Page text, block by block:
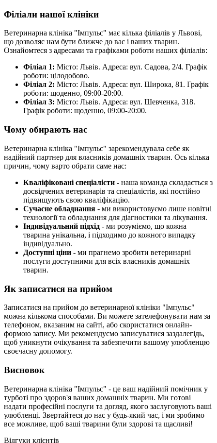
Філіали нашої клініки
Ветеринарна клініка "Імпульс" має кілька філіалів у Львові,
що дозволяє нам бути ближче до вас і ваших тварин.
Ознайомтеся з адресами та графіками роботи наших філіалів:
Філіал 1: Місто: Львів. Адреса: вул. Садова, 2/4. Графік
роботи: цілодобово.
Філіал 2: Місто: Львів. Адреса: вул. Широка, 81. Графік
роботи: щоденно, 09:00-20:00.
Філіал 3: Місто: Львів. Адреса: вул. Шевченка, 318.
Графік роботи: щоденно, 09:00-20:00.
Чому обирають нас
Ветеринарна клініка "Імпульс" зарекомендувала себе як
надійний партнер для власників домашніх тварин. Ось кілька
причин, чому варто обрати саме нас:
Кваліфіковані спеціалісти - наша команда складається з
досвідчених ветеринарів та спеціалістів, які постійно
підвищують свою кваліфікацію.
Сучасне обладнання - ми використовуємо лише новітні
технології та обладнання для діагностики та лікування.
Індивідуальний підхід - ми розуміємо, що кожна
тварина унікальна, і підходимо до кожного випадку
індивідуально.
Доступні ціни - ми прагнемо зробити ветеринарні
послуги доступними для всіх власників домашніх
тварин.
Як записатися на прийом
Записатися на прийом до ветеринарної клініки "Імпульс"
можна кількома способами. Ви можете зателефонувати нам за
телефоном, вказаним на сайті, або скористатися онлайн-
формою запису. Ми рекомендуємо записуватися заздалегідь,
щоб уникнути очікування та забезпечити вашому улюбленцю
своєчасну допомогу.
Висновок
Ветеринарна клініка "Імпульс" - це ваш надійний помічник у
турботі про здоров'я ваших домашніх тварин. Ми готові
надати професійні послуги та догляд, якого заслуговують ваші
улюбленці. Звертайтеся до нас у будь-який час, і ми зробимо
все можливе, щоб ваші тварини були здорові та щасливі!
Відгуки клієнтів